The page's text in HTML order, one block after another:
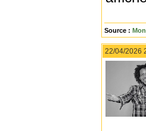
Source :
22/04/2026